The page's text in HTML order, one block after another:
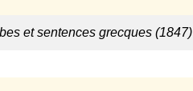
et sentences grecques (1847)